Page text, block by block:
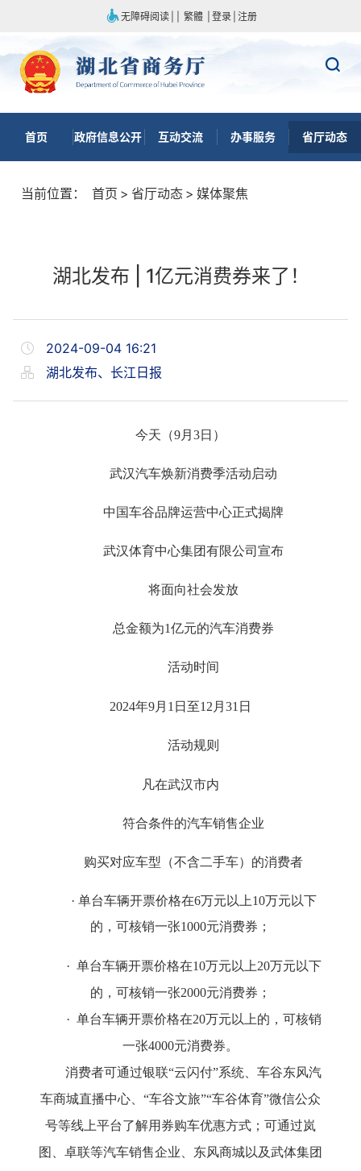
无障碍阅读 繁體 登录 注册
首页 政府信息公开 互动交流 办事服务 省厅动态
当前位置： 首页 > 省厅动态 > 媒体聚焦
湖北发布 | 1亿元消费券来了！
2024-09-04 16:21
湖北发布、长江日报
今天（9月3日）
武汉汽车焕新消费季活动启动
中国车谷品牌运营中心正式揭牌
武汉体育中心集团有限公司宣布
将面向社会发放
总金额为1亿元的汽车消费券
活动时间
2024年9月1日至12月31日
活动规则
凡在武汉市内
符合条件的汽车销售企业
购买对应车型（不含二手车）的消费者
· 单台车辆开票价格在6万元以上10万元以下
的，可核销一张1000元消费券；
· 单台车辆开票价格在10万元以上20万元以下
的，可核销一张2000元消费券；
· 单台车辆开票价格在20万元以上的，可核销
一张4000元消费券。
消费者可通过银联“云闪付”系统、车谷东风汽
车商城直播中心、“车谷文旅”“车谷体育”微信公众
号等线上平台了解用券购车优惠方式； 可通过岚
图、卓联等汽车销售企业、东风商城以及武体集团